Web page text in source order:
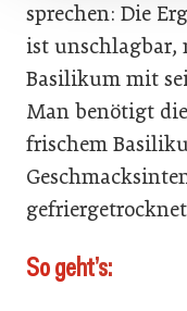
sprechen: Die
ist unschlagbar,
Basilikum mit
Man benötigt
frischem
So geht’s: